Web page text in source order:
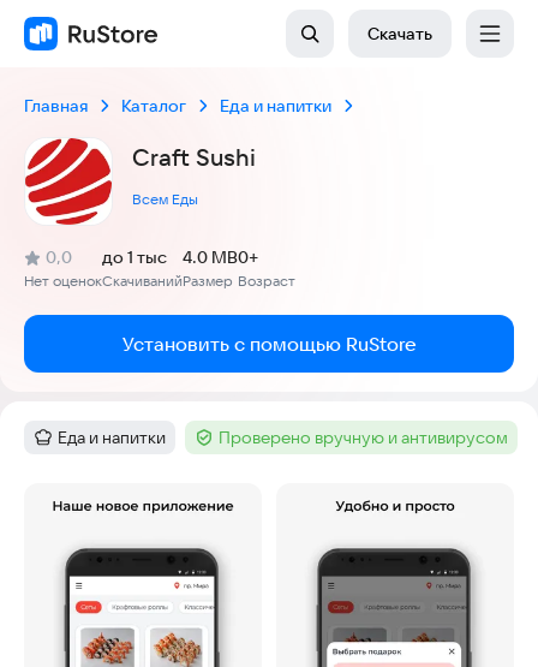
Скачать
Главная Каталог Еда и напитки
Craft Sushi
Всем Еды
Рейтинг:
0,0
(
Нет оценок
)
Скачиваний
до 1 тыс
Размер
4.0 MB
Возраст
0+
Установить с помощью RuStore
Категория:
Еда и напитки Тег :Проверено вручную и антивирусом
Скриншоты